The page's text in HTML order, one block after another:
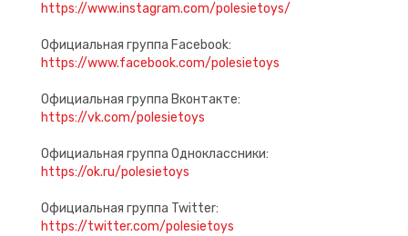
https://www.instagram.com/polesietoys/
Официальная группа Facebook:
https://www.facebook.com/polesietoys
Официальная группа Вконтакте:
https://vk.com/polesietoys
Официальная группа Одноклассники:
https://ok.ru/polesietoys
Официальная группа Twitter:
https://twitter.com/polesietoys